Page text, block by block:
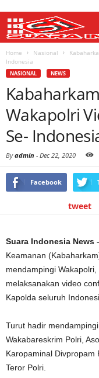
Home Nasional
Indonesia
NASIONAL NEWS
Wakapolri
Se-
Byadmin - Dec 22, 2020
Facebook
tweet
Suara Indonesia News
Keamanan
mendampingi
melaksanakan video
Kapolda seluruh
Turut hadir
Wakabareskrim Polri,
Karopaminal Divpropam
Teror Polri.